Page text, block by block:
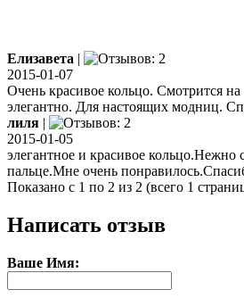
Елизавета |
2015-01-07
Очень красивое кольцо. Смотрится на
элегантно. Для настоящих модниц.
лиля |
2015-01-05
элегантное и красивое кольцо.Нежно
пальце.Мне очень
Показано с 1 по 2 из 2 (всего 1
Написать отзыв
Ваше Имя: